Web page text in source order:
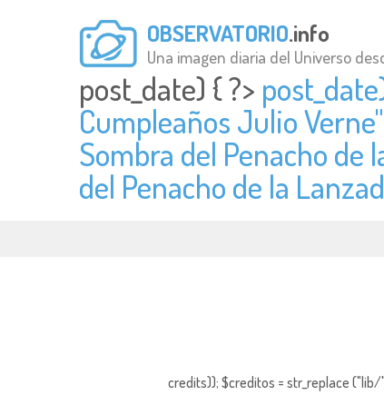
OBSERVATORIO.info
Una imagen diaria del Universo
post_date) { ?>
Cumpleaños Julio
Sombra del Penacho de
del Penacho de la
credits)); $creditos = str_replace